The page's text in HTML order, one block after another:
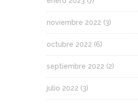
noviembre 2022 (3)
octubre 2022 (6)
septiembre 2022 (2)
julio 2022 (3)